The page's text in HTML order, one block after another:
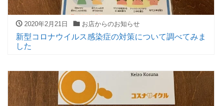
2020年2月21日 お店からのお知らせ
新型コロナウイルス感染症の対策について調べてみま
した